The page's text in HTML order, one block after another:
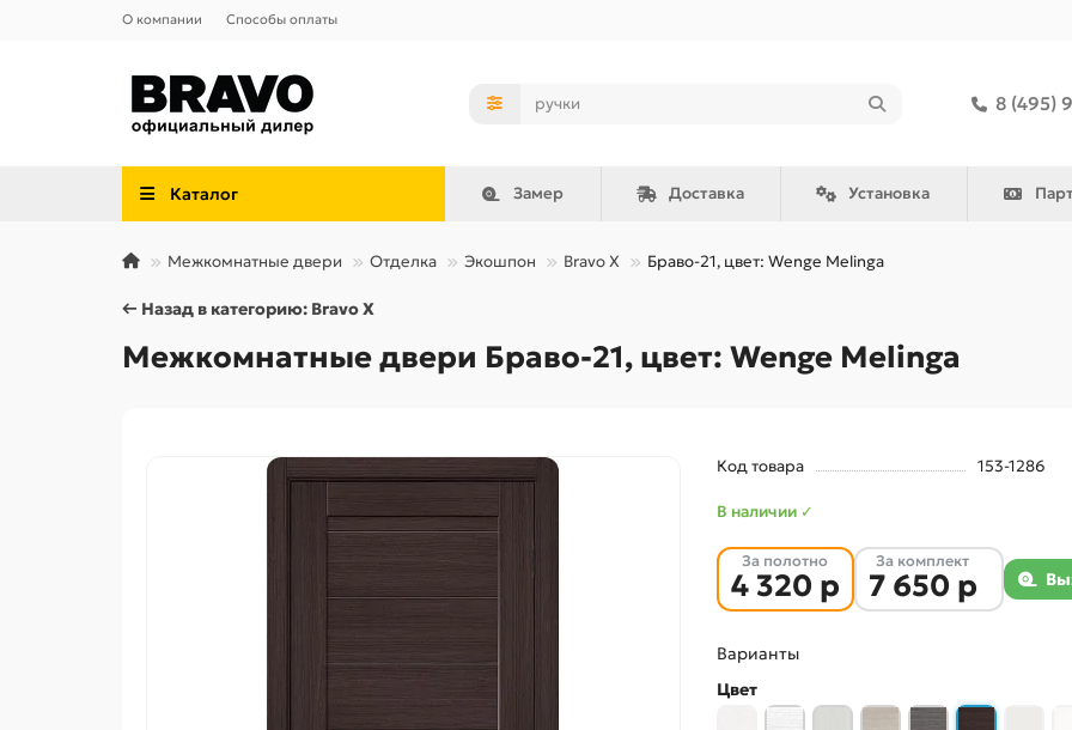
О компании Способы оплаты
8 (495)
Каталог Замер Доставка Установка
Межкомнатные двери Отделка Экошпон Bravo X Браво-21, цвет: Wenge Melinga
← Назад в категорию: Bravo X
Межкомнатные двери Браво-21, цвет: Wenge Melinga
Код товара 153-1286
В наличии ✓
За полотно
4 320 р
За комплект
7 650 р
Варианты
Цвет